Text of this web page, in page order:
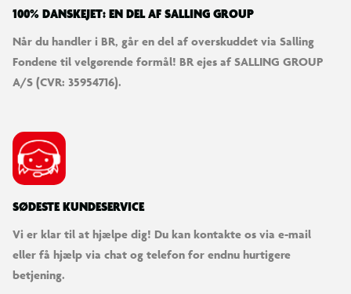
100% DANSKEJET: EN DEL AF SALLING GROUP
Når du handler i BR, går en del af overskuddet via Salling
Fondene til velgørende formål! BR ejes af SALLING GROUP
A/S (CVR: 35954716).
SØDESTE KUNDESERVICE
Vi er klar til at hjælpe dig! Du kan kontakte os via e-mail
eller få hjælp via chat og telefon for endnu hurtigere
betjening.